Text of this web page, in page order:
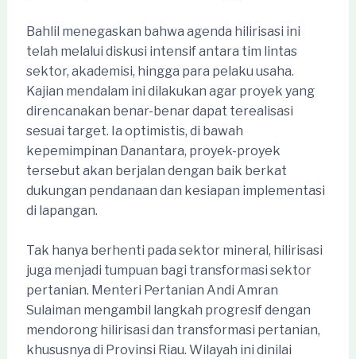
Bahlil menegaskan bahwa agenda hilirisasi ini
telah melalui diskusi intensif antara tim lintas
sektor, akademisi, hingga para pelaku usaha.
Kajian mendalam ini dilakukan agar proyek yang
direncanakan benar-benar dapat terealisasi
sesuai target. Ia optimistis, di bawah
kepemimpinan Danantara, proyek-proyek
tersebut akan berjalan dengan baik berkat
dukungan pendanaan dan kesiapan implementasi
di lapangan.
Tak hanya berhenti pada sektor mineral, hilirisasi
juga menjadi tumpuan bagi transformasi sektor
pertanian. Menteri Pertanian Andi Amran
Sulaiman mengambil langkah progresif dengan
mendorong hilirisasi dan transformasi pertanian,
khususnya di Provinsi Riau. Wilayah ini dinilai